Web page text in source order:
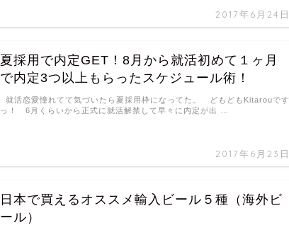
2017年6月24日
夏採用で内定GET！8月から就活初めて１ヶ月
で内定3つ以上もらったスケジュール術！
2017年6月23日
就活恋愛憧れてて気づいたら夏採用枠になってた。 どもどもKitarouです
っ！ 6月くらいから正式に就活解禁して早々に内定が出 …
日本で買えるオススメ輸入ビール５種（海外ビ
ール）